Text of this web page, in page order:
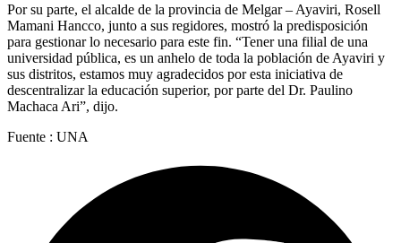
Por su parte, el alcalde de la provincia de Melgar – Ayaviri, Rosell
Mamani Hancco, junto a sus regidores, mostró la predisposición
para gestionar lo necesario para este fin. “Tener una filial de una
universidad pública, es un anhelo de toda la población de Ayaviri y
sus distritos, estamos muy agradecidos por esta iniciativa de
descentralizar la educación superior, por parte del Dr. Paulino
Machaca Ari”, dijo.
Fuente : UNA